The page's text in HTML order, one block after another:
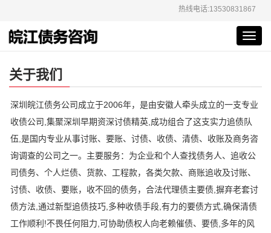
热线电话:13530831867
关于我们
深圳皖江债务公司成立于2006年，是由安徽人牵头成立的一支专业
收债公司,集聚深圳早期资深讨债精英,成功组合了这支实力追债队
伍,是国内专业从事讨账、要账、讨债、收债、清债、收账及商务咨
询调查的公司之一。主要服务：为企业和个人查找债务人、追收公
司债务、个人烂债、货款、工程款，各类欠款、商账追收及讨账、
讨债、收债、要账，收不回的债务，合法代理债主要债,摒弃老套讨
债方法,通过新型追债技巧,多种收债手段,有力的要债方式,确保清债
工作顺利!不畏任何阻力,可协助债权人向老赖催债、要债,多年的风